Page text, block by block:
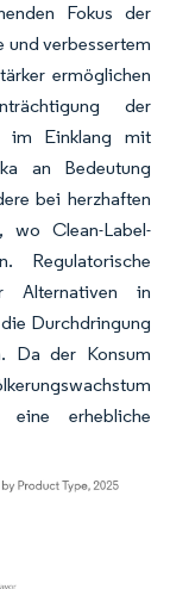
Fokus der
und verbessertem
ermöglichen
der
im Einklang mit
an Bedeutung
bei herzhaften
wo Clean-Label-
Regulatorische
Alternativen in
Durchdringung
Da der Konsum
erhebliche